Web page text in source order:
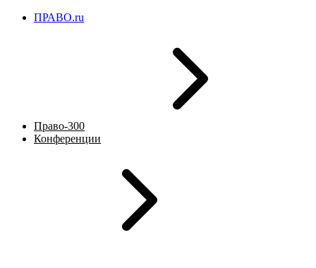
ПРАВО.ru
Право-300
Конференции